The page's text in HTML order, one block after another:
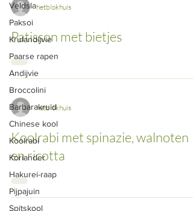
Veldsla
Paksoi
Krulandijvie
Paarse rapen
Andijvie
Broccolini
Barbarakruid
Chinese kool
Koolrabi
Koriander
Hakurei-raap
Pijpajuin
Spitskool
hetblokhuis
Patisson met bietjes
hetblokhuis
Koolrabi met spinazie, walnoten
en ricotta